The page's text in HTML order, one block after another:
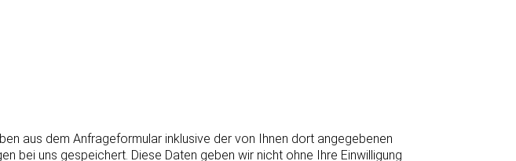
aus dem Anfrageformular inklusive der von Ihnen dort angegebenen
bei uns gespeichert. Diese Daten geben wir nicht ohne Ihre Einwilligung